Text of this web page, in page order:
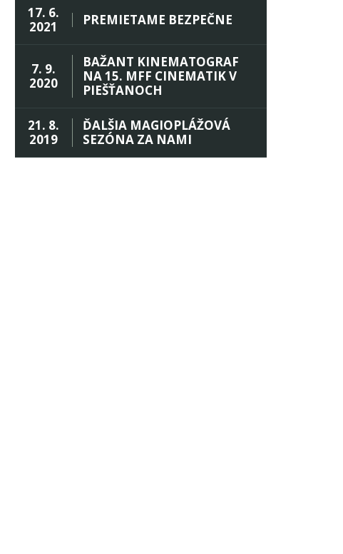
17. 6.
2021
PREMIETAME BEZPEČNE
7. 9.
2020
BAŽANT KINEMATOGRAF
NA 15. MFF CINEMATIK V
PIEŠŤANOCH
21. 8.
2019
ĎALŠIA MAGIOPLÁŽOVÁ
SEZÓNA ZA NAMI